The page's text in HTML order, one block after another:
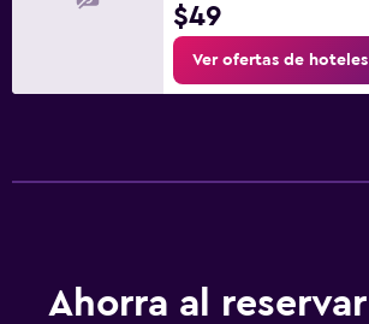
$49
Ver ofertas de hoteles
Ahorra al reservar